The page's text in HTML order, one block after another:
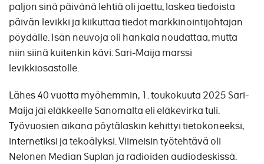
paljon sinä päivänä lehtiä oli jaettu, laskea tiedoista
päivän levikki ja kiikuttaa tiedot markkinointijohtajan
pöydälle. Isän neuvoja oli hankala noudattaa, mutta
niin siinä kuitenkin kävi: Sari-Maija marssi
levikkiosastolle.
Lähes 40 vuotta myöhemmin, 1. toukokuuta 2025 Sari-
Maija jäi eläkkeelle Sanomalta eli eläkevirka tuli.
Työvuosien aikana pöytälaskin kehittyi tietokoneeksi,
internetiksi ja tekoälyksi. Viimeisin työtehtävä oli
Nelonen Median Suplan ja radioiden audiodeskissä.